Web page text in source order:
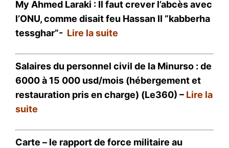
My Ahmed Laraki : Il faut crever l’abcès avec
l’ONU, comme disait feu Hassan II “kabberha
tessghar”- Lire la suite
Salaires du personnel civil de la Minurso : de
6000 à 15 000 usd/mois (hébergement et
restauration pris en charge) (Le360) – Lire la
suite
Carte – le rapport de force militaire au